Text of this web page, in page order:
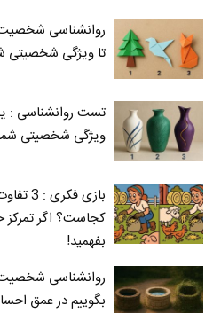
روانشناسی شخصیت
تا ویژگی شخصیتی
تست روانشناسی :
ویژگی شخصیتی شما
بازی
بفهمید!
روانشناسی
بگوییم در عمق